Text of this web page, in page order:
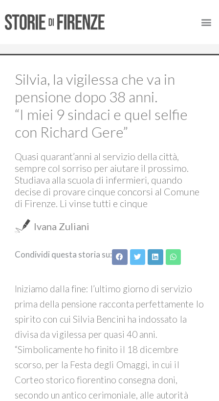
Silvia, la vigilessa che va in
pensione dopo 38 anni.
“I miei 9 sindaci e quel selfie
con Richard Gere”
Quasi quarant’anni al servizio della città,
sempre col sorriso per aiutare il prossimo.
Studiava alla scuola di infermieri, quando
decise di provare cinque concorsi al Comune
di Firenze. Li vinse tutti e cinque
Ivana Zuliani
Condividi questa storia su:
Iniziamo dalla fine: l’ultimo giorno di servizio
prima della pensione racconta perfettamente lo
spirito con cui Silvia Bencini ha indossato la
divisa da vigilessa per quasi 40 anni.
“Simbolicamente ho finito il 18 dicembre
scorso, per la Festa degli Omaggi, in cui il
Corteo storico fiorentino consegna doni,
secondo un antico cerimoniale, alle autorità